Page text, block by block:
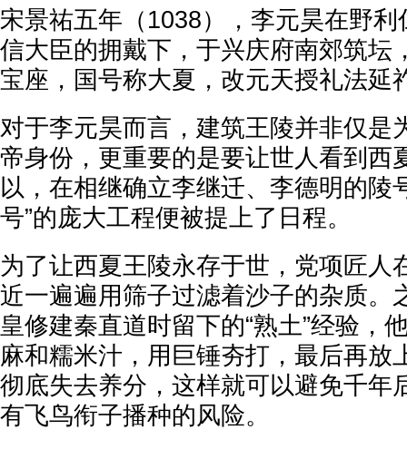
宋景祐五年（1038），李元昊在野
信大臣的拥戴下，于兴庆府南郊筑坛
宝座，国号称大夏，改元天授礼法延
对于李元昊而言，建筑王陵并非仅是
帝身份，更重要的是要让世人看到西
以，在相继确立李继迁、李德明的陵
号”的庞大工程便被提上了日程。
为了让西夏王陵永存于世，党项匠人
近一遍遍用筛子过滤着沙子的杂质。
皇修建秦直道时留下的“熟土”经验，
麻和糯米汁，用巨锤夯打，最后再放
彻底失去养分，这样就可以避免千年
有飞鸟衔子播种的风险。